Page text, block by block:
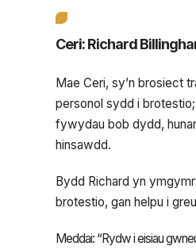
Ceri:Richard
Mae Ceri, sy’n brosiect
personol sydd i
fywydau bob dydd,
hinsawdd.
Bydd Richard yn
brotestio, gan helpu i
Meddai: “Rydw i eisiau